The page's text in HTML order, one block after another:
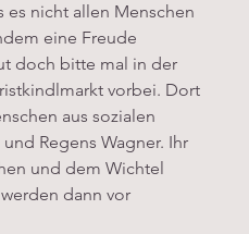
es nicht allen Menschen
eine Freude
doch bitte mal in der
vorbei. Dort
aus sozialen
Regens Wagner. Ihr
und dem Wichtel
dann vor